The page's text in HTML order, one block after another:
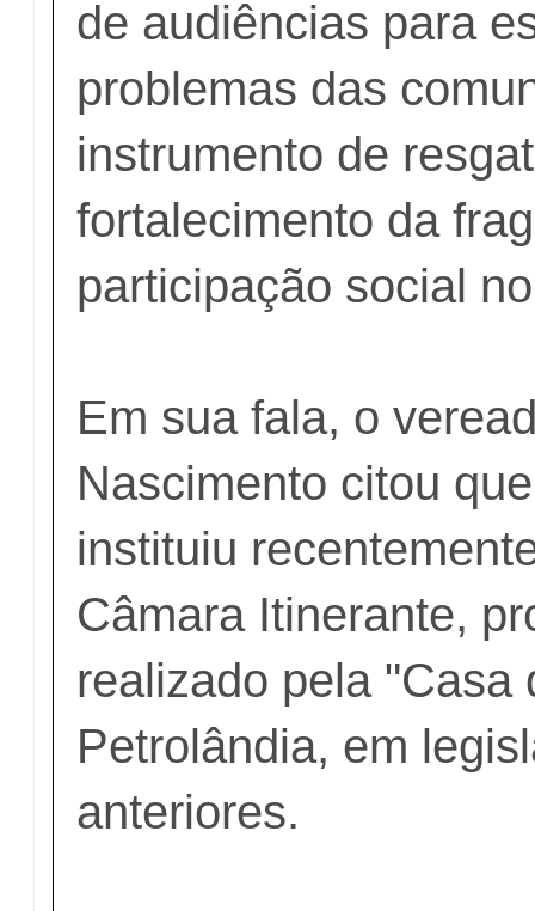
de audiências para
problemas das
instrumento de
fortalecimento da
participação social
Em sua fala, o
Nascimento citou
instituiu
Câmara Itinerante,
realizado pela "Casa
Petrolândia, em
anteriores.